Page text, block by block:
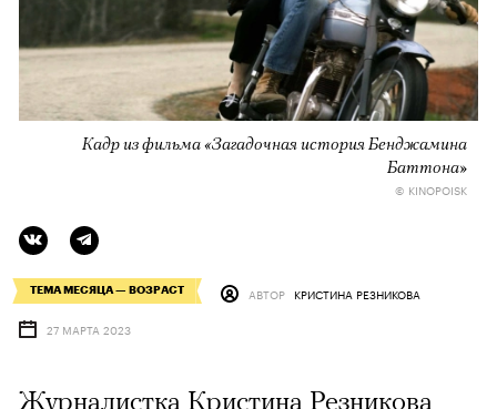
Кадр из фильма «Загадочная история Бенджамина
Баттона»
© KINOPOISK
ТЕМА МЕСЯЦА — ВОЗРАСТ АВТОР КРИСТИНА РЕЗНИКОВА
27 МАРТА 2023
Журналистка Кристина Резникова